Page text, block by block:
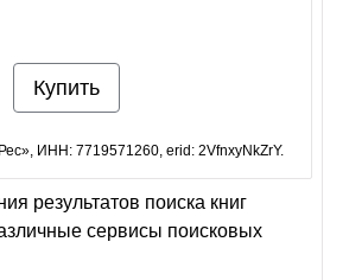
Купить
ИНН: 7719571260, erid: 2VfnxyNkZrY.
результатов поиска книг
сервисы поисковых